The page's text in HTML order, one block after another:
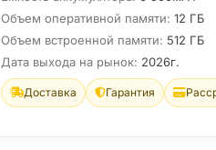
Объем оперативной памяти: 12 ГБ
Объем встроенной памяти: 512 ГБ
Дата выхода на рынок: 2026г.
Доставка Гарантия